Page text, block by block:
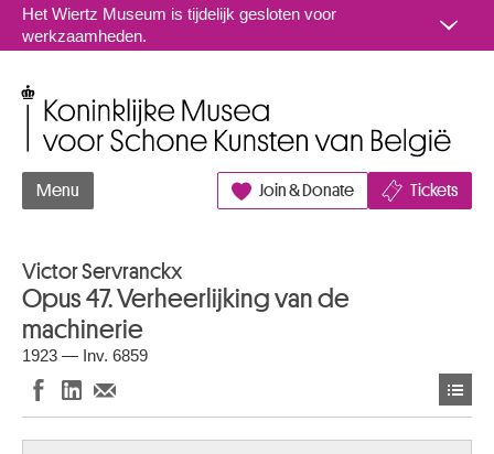
Naar inhoud
Het Wiertz Museum is tijdelijk gesloten voor
werkzaamheden.
Menu Join & Donate Tickets
Victor Servranckx
Opus 47. Verheerlijking van de
machinerie
1923 — Inv. 6859